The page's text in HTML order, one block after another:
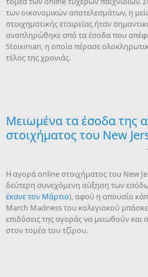
των οικονομικών αποτελεσμάτων, η
στοιχηματικής εταιρείας ήταν
αναπληρώθηκε από τα έσοδα που
Stoiximan, η οποία πέρασε
τέλος της χρονιάς.
Μειωμένα τα έσοδα της
στοιχήματος του New
Η αγορά online στοιχήματος του New
δεύτερη συνεχόμενη αύξηση των
έκανε τον Μάρτιο), αφού η απουσία
March Madness του κολεγιακού
επιδόσεις της αγοράς να μειωθούν
στον τομέα του τζίρου.